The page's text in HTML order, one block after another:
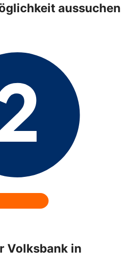
aussuchen
Volksbank in